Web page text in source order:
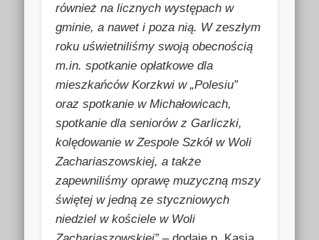
również na licznych występach w
gminie, a nawet i poza nią. W zeszłym
roku uświetniliśmy swoją obecnością
m.in. spotkanie opłatkowe dla
mieszkańców Korzkwi w „Polesiu”
oraz spotkanie w Michałowicach,
spotkanie dla seniorów z Garliczki,
kolędowanie w Zespole Szkół w Woli
Zachariaszowskiej, a także
zapewniliśmy oprawę muzyczną mszy
świętej w jedną ze styczniowych
niedziel w kościele w Woli